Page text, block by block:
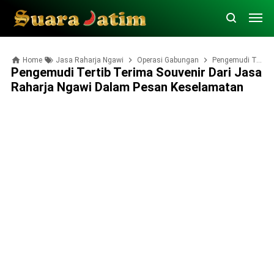
Home Jasa Raharja Ngawi Operasi Gabungan Pengemudi Tertib Terima Souvenir dari Jasa Raharja Ngawi dalam Pesan Keselamatan
Pengemudi Tertib Terima Souvenir Dari Jasa
Raharja Ngawi Dalam Pesan Keselamatan